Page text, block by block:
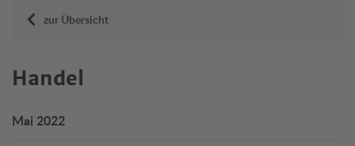
zur Übersicht
Handel
Mai 2022